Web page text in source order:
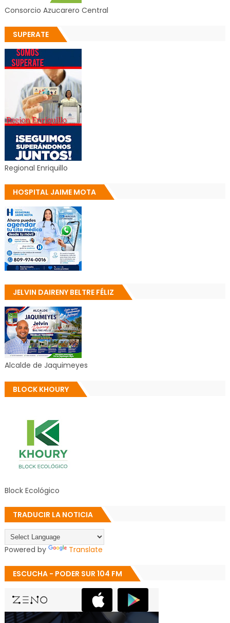
Consorcio Azucarero Central
SUPERATE
Regional Enriquillo
HOSPITAL JAIME MOTA
JELVIN DAIRENY BELTRE FÉLIZ
Alcalde de Jaquimeyes
BLOCK KHOURY
Block Ecológico
TRADUCIR LA NOTICIA
Powered by Translate
ESCUCHA - PODER SUR 104 FM